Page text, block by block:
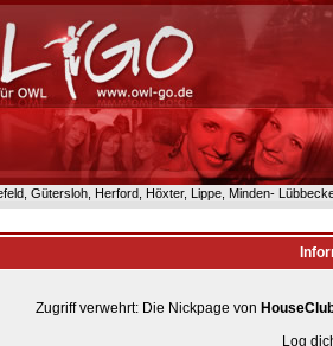
Gütersloh, Herford, Höxter, Lippe, Minden-
Zugriff verwehrt: Die Nickpage von
Log